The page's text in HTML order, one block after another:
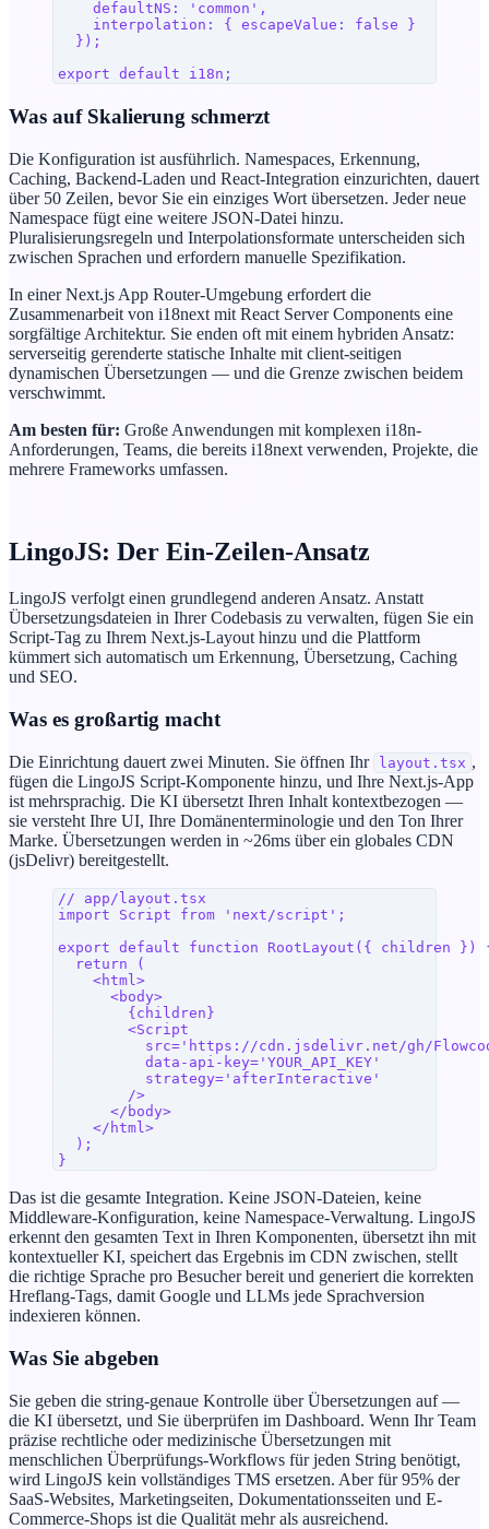
    defaultNS
: 'common' ,
    interpolation
: { escapeValue : false }
  });
export default i18n ;
Was auf Skalierung schmerzt
Die Konfiguration ist ausführlich. Namespaces, Erkennung,
Caching, Backend-Laden und React-Integration einzurichten, dauert
über 50 Zeilen, bevor Sie ein einziges Wort übersetzen. Jeder neue
Namespace fügt eine weitere JSON-Datei hinzu.
Pluralisierungsregeln und Interpolationsformate unterscheiden sich
zwischen Sprachen und erfordern manuelle Spezifikation.
In einer Next.js App Router-Umgebung erfordert die
Zusammenarbeit von i18next mit React Server Components eine
sorgfältige Architektur. Sie enden oft mit einem hybriden Ansatz:
serverseitig gerenderte statische Inhalte mit client-seitigen
dynamischen Übersetzungen — und die Grenze zwischen beidem
verschwimmt.
Am besten für: Große Anwendungen mit komplexen i18n-
Anforderungen, Teams, die bereits i18next verwenden, Projekte, die
mehrere Frameworks umfassen.
LingoJS: Der Ein-Zeilen-Ansatz
LingoJS verfolgt einen grundlegend anderen Ansatz. Anstatt
Übersetzungsdateien in Ihrer Codebasis zu verwalten, fügen Sie ein
Script-Tag zu Ihrem Next.js-Layout hinzu und die Plattform
kümmert sich automatisch um Erkennung, Übersetzung, Caching
und SEO.
Was es großartig macht
Die Einrichtung dauert zwei Minuten. Sie öffnen Ihr layout.tsx ,
fügen die LingoJS Script-Komponente hinzu, und Ihre Next.js-App
ist mehrsprachig. Die KI übersetzt Ihren Inhalt kontextbezogen —
sie versteht Ihre UI, Ihre Domänenterminologie und den Ton Ihrer
Marke. Übersetzungen werden in ~26ms über ein globales CDN
(jsDelivr) bereitgestellt.
// app/layout.tsx
import Script from 'next/script' ;
export default function RootLayout ({ children })
  return
(
    <
html>
      <
body>
        {
children }
        <
Script
          src
='https://cdn.jsdelivr.net/gh/
          data-api-key
='YOUR_API_KEY'
          strategy
='afterInteractive'
        />
      </
body>
    </
html>
  );
}
Das ist die gesamte Integration. Keine JSON-Dateien, keine
Middleware-Konfiguration, keine Namespace-Verwaltung. LingoJS
erkennt den gesamten Text in Ihren Komponenten, übersetzt ihn mit
kontextueller KI, speichert das Ergebnis im CDN zwischen, stellt
die richtige Sprache pro Besucher bereit und generiert die korrekten
Hreflang-Tags, damit Google und LLMs jede Sprachversion
indexieren können.
Was Sie abgeben
Sie geben die string-genaue Kontrolle über Übersetzungen auf —
die KI übersetzt, und Sie überprüfen im Dashboard. Wenn Ihr Team
präzise rechtliche oder medizinische Übersetzungen mit
menschlichen Überprüfungs-Workflows für jeden String benötigt,
wird LingoJS kein vollständiges TMS ersetzen. Aber für 95% der
SaaS-Websites, Marketingseiten, Dokumentationsseiten und E-
Commerce-Shops ist die Qualität mehr als ausreichend.